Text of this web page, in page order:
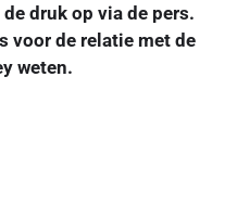
druk op via de pers.
voor de relatie met de
weten.